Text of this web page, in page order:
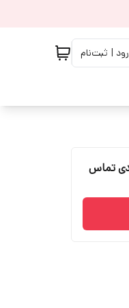
| ثبت‌نام
تماس